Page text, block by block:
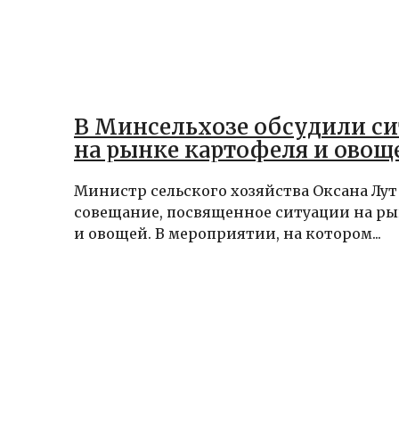
В Минсельхозе обсудили
на рынке картофеля и
Министр сельского хозяйства Оксана
совещание, посвященное ситуации на
и овощей. В мероприятии, на котором...